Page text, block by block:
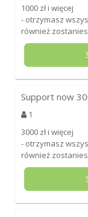
1000 zł i więcej
- otrzymasz
również
Support now
1
3000 zł i więcej
- otrzymasz
również